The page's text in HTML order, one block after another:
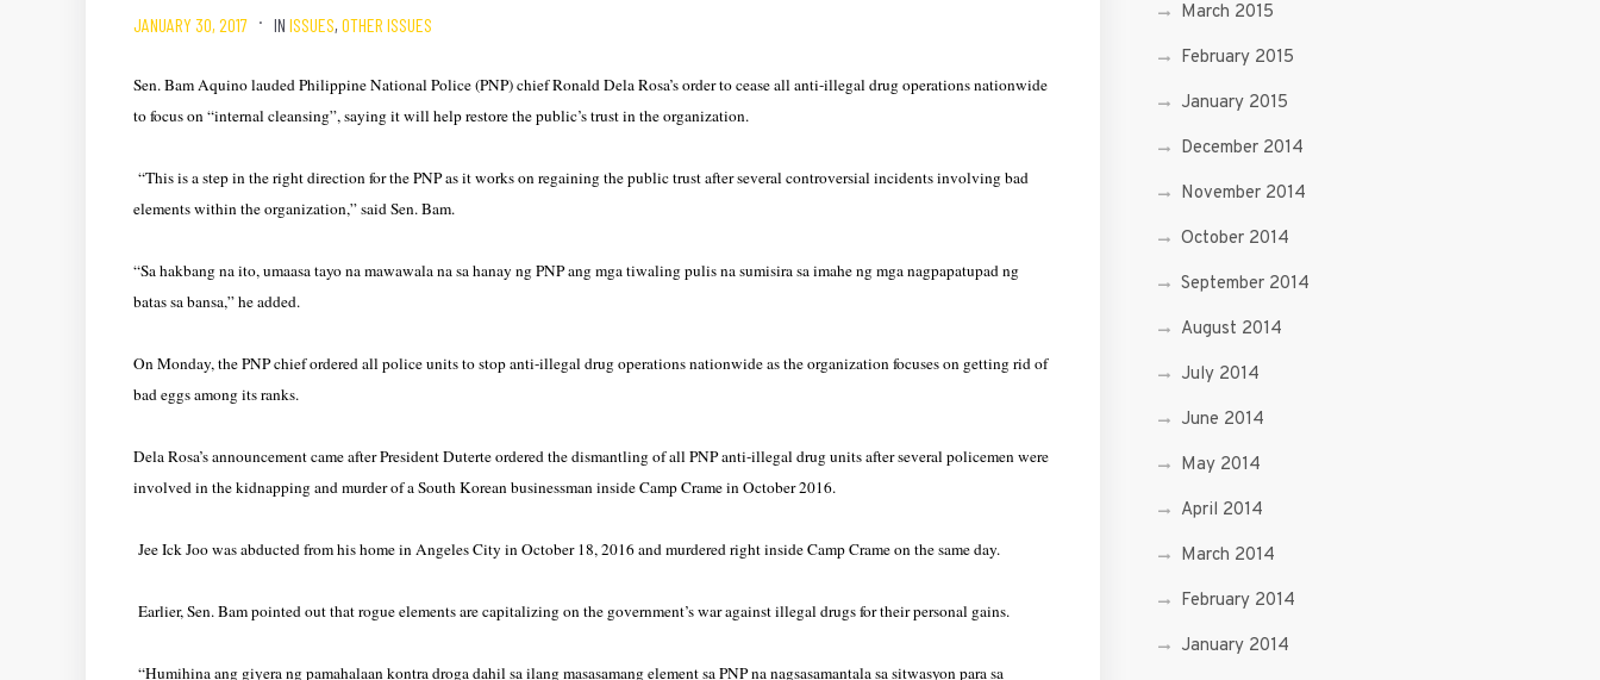
JANUARY 30, 2017 IN ISSUES, OTHER ISSUES
Sen. Bam Aquino lauded Philippine National Police (PNP) chief Ronald Dela Rosa’s order to cease all anti-illegal drug operations nationwide
to focus on “internal cleansing”, saying it will help restore the public’s trust in the organization.
“This is a step in the right direction for the PNP as it works on regaining the public trust after several controversial incidents involving bad
elements within the organization,” said Sen. Bam.
“Sa hakbang na ito, umaasa tayo na mawawala na sa hanay ng PNP ang mga tiwaling pulis na sumisira sa imahe ng mga nagpapatupad ng
batas sa bansa,” he added.
On Monday, the PNP chief ordered all police units to stop anti-illegal drug operations nationwide as the organization focuses on getting rid of
bad eggs among its ranks.
Dela Rosa’s announcement came after President Duterte ordered the dismantling of all PNP anti-illegal drug units after several policemen were
involved in the kidnapping and murder of a South Korean businessman inside Camp Crame in October 2016.
Jee Ick Joo was abducted from his home in Angeles City in October 18, 2016 and murdered right inside Camp Crame on the same day.
Earlier, Sen. Bam pointed out that rogue elements are capitalizing on the government’s war against illegal drugs for their personal gains.
“Humihina ang giyera ng pamahalaan kontra droga dahil sa ilang masasamang element sa PNP na nagsasamantala sa sitwasyon para sa
March 2015
February 2015
January 2015
December 2014
November 2014
October 2014
September 2014
August 2014
July 2014
June 2014
May 2014
April 2014
March 2014
February 2014
January 2014